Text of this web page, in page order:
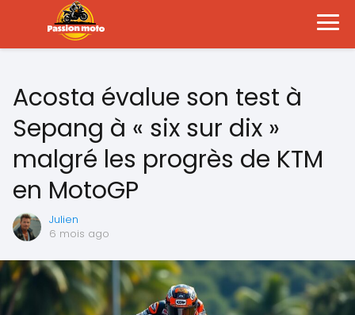
Acosta évalue son test à
Sepang à « six sur dix »
malgré les progrès de KTM
en MotoGP
Julien
6 mois ago